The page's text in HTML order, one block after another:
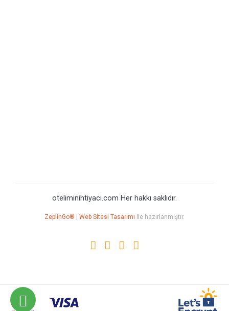
oteliminihtiyaci.com Her hakkı saklıdır.
ZeplinGo® Web Sitesi Tasarımı ile hazırlanmıştır.